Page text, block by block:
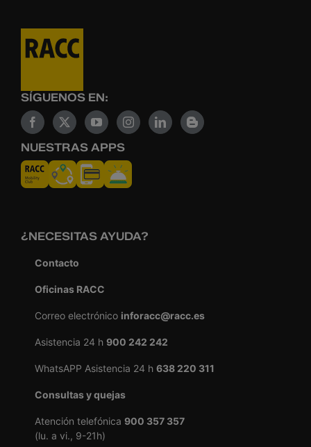
SÍGUENOS EN:
NUESTRAS APPS
¿NECESITAS AYUDA?
Contacto
Oficinas RACC
Correo electrónico inforacc@racc.es
Asistencia 24 h 900 242 242
WhatsAPP Asistencia 24 h 638 220 311
Consultas y quejas
Atención telefónica 900 357 357
(lu. a vi., 9-21h)